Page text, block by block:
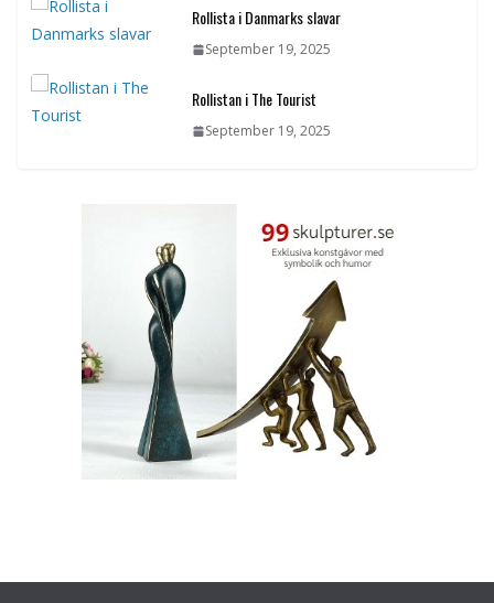
Rollista i Danmarks slavar
September 19, 2025
Rollistan i The Tourist
September 19, 2025